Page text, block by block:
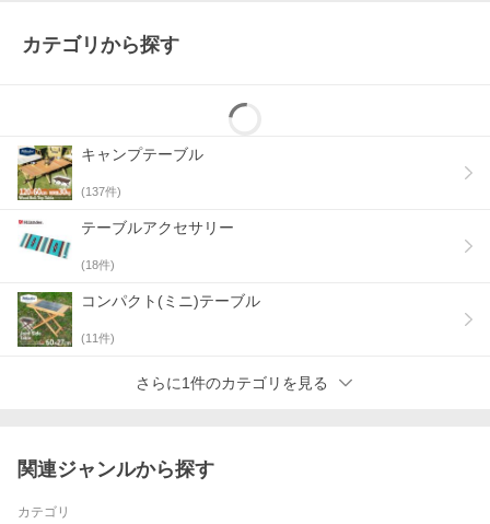
用場所を選びません
カテゴリから探す
キャンプテーブル
(137件)
テーブルアクセサリー
(18件)
コンパクト(ミニ)テーブル
(11件)
さらに1件のカテゴリを見る
関連ジャンルから探す
カテゴリ